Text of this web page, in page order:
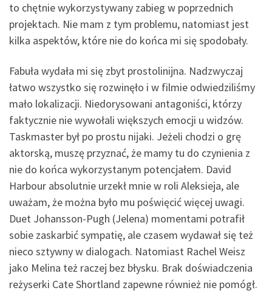
to chętnie wykorzystywany zabieg w poprzednich
projektach. Nie mam z tym problemu, natomiast jest
kilka aspektów, które nie do końca mi się spodobały.
Fabuła wydała mi się zbyt prostolinijna. Nadzwyczaj
łatwo wszystko się rozwinęło i w filmie odwiedziliśmy
mało lokalizacji. Niedorysowani antagoniści, którzy
faktycznie nie wywołali większych emocji u widzów.
Taskmaster był po prostu nijaki. Jeżeli chodzi o grę
aktorską, muszę przyznać, że mamy tu do czynienia z
nie do końca wykorzystanym potencjałem. David
Harbour absolutnie urzekł mnie w roli Aleksieja, ale
uważam, że można było mu poświęcić więcej uwagi.
Duet Johansson-Pugh (Jelena) momentami potrafił
sobie zaskarbić sympatię, ale czasem wydawał się też
nieco sztywny w dialogach. Natomiast Rachel Weisz
jako Melina też raczej bez błysku. Brak doświadczenia
reżyserki Cate Shortland zapewne również nie pomógł.